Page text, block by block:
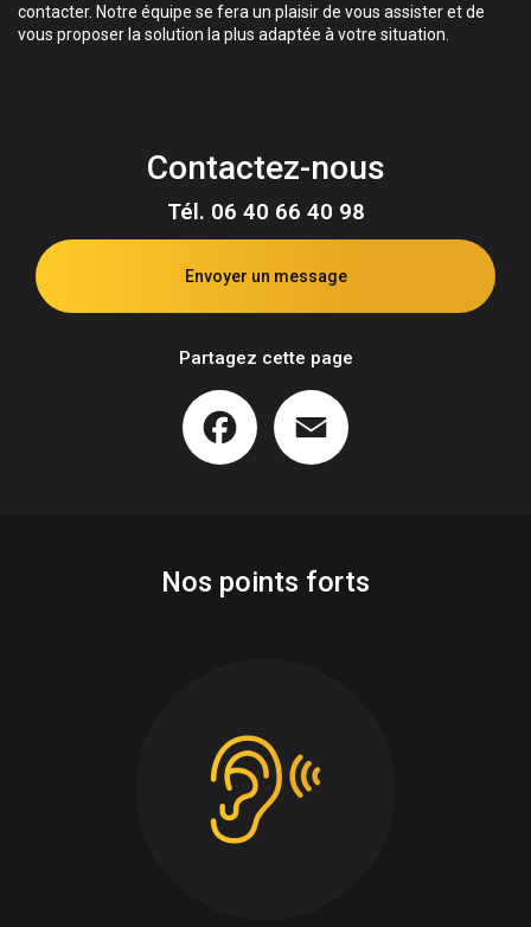
contacter. Notre équipe se fera un plaisir de vous assister et de
vous proposer la solution la plus adaptée à votre situation.
Contactez-nous
Tél. 06 40 66 40 98
Envoyer un message
Partagez cette page
Facebook
Nos points forts